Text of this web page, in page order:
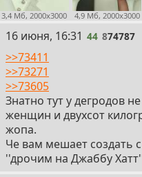
3,4 Мб, 2000x3000 4,9 Мб, 2000x3000
44
16 июня, 16:31 44 874787
>>73411
>>73271
>>73605
Знатно тут у дегродов
женщин и двухсот
жопа.
Че вам мешает создать
''дрочим на Джаббу